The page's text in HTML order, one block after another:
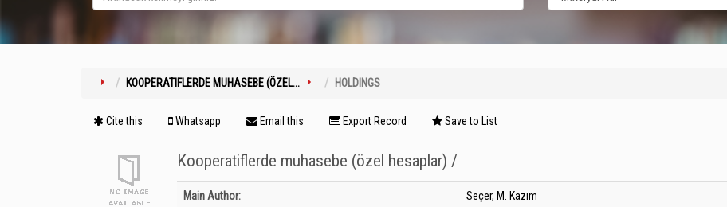
KOOPERATIFLERDE MUHASEBE (ÖZEL... HOLDINGS
Cite this Whatsapp Email this Export Record Save to List
Kooperatiflerde muhasebe (özel hesaplar) /
Bibliographic Details
Main Author: Seçer, M. Kazım